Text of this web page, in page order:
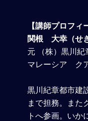
【講師プロフィ
関根 大幸（せ
元 （株）黒川
マレーシア ク
黒川紀章都市建
まで担務。また
トへ参画。いか